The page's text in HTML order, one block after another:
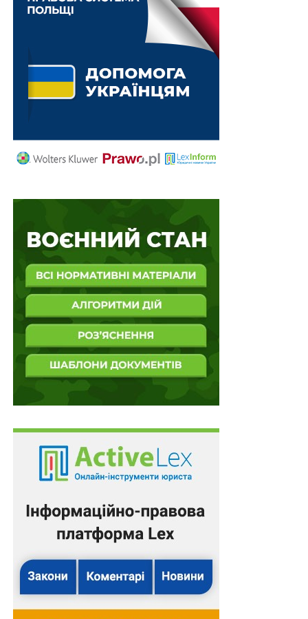
діють чи діяли на тимчасово окупованій території
– до якої застосовано спеціальні економічні та інші
обмежувальні заходи (санкції) відповідно до Закону
України«Про санкції»;
критеріями:
2) управлінські навички;
3) доброчесність — дотримання норм професійної
етики та спрямованість дій на захист прав і законних
інтересів громадян у сфері психічного здоров’я та
відмова від превалювання приватного інтересу під
час провадження професійної діяльності;
4) знання положень нормативно-правових актів у
сфері охорони психічного здоров’я в Україні.
Правові позиції
правопорушень, пов’язаних з війною,
Воєнний стан. Всі нормативні матеріали,
алгоритми дій, роз’яснення, корисні ресурси
Схожі статті:
Посада заступника голови з питань оборони
з’явиться в держадміністраціях
Протиправним є обмеження розміру пенсій,